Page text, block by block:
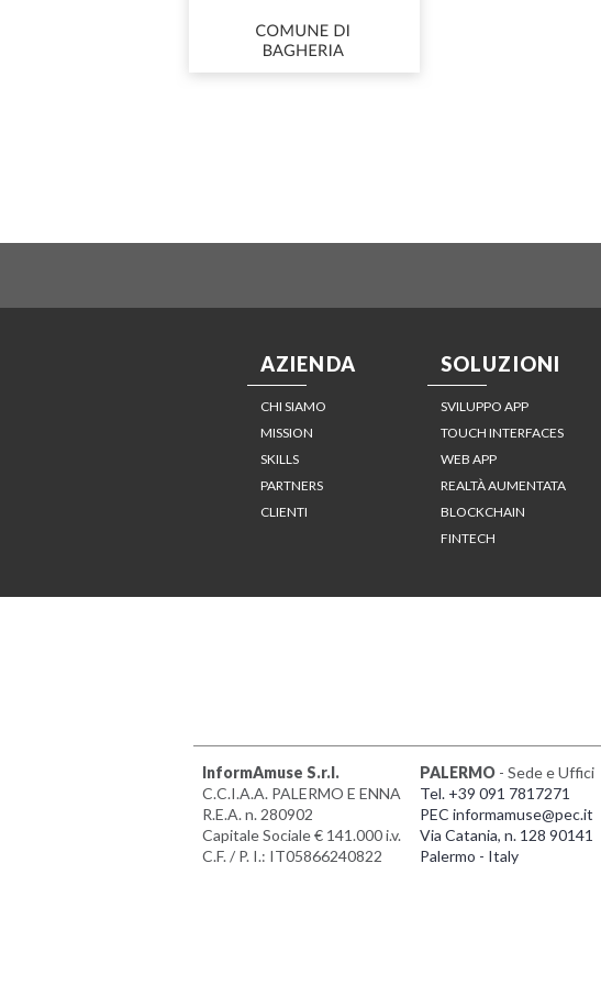
AZIENDA
CHI SIAMO
MISSION
SKILLS
PARTNERS
CLIENTI
SOLUZIONI
SVILUPPO APP
TOUCH INTERFACES
WEB APP
REALTÀ AUMENTATA
BLOCKCHAIN
FINTECH
InformAmuse S.r.l.
C.C.I.A.A. PALERMO E ENNA
R.E.A. n. 280902
Capitale Sociale € 141.000 i.v.
C.F. / P. I.: IT05866240822
PALERMO- Sede e Uffici
Tel. +39 091 7817271
PEC informamuse@pec.it
Via Catania, n. 128 90141
Palermo - Italy